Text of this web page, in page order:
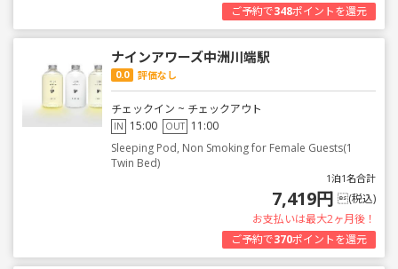
ご予約で348ポイントを還元
ナインアワーズ中洲川端駅
0.0 評価なし
チェックイン ~ チェックアウト
IN 15:00 OUT 11:00
Sleeping Pod, Non Smoking for Female Guests(1
Twin Bed)
1泊1名合計
7,419円 (税込)
お支払いは最大2ヶ月後！
ご予約で370ポイントを還元